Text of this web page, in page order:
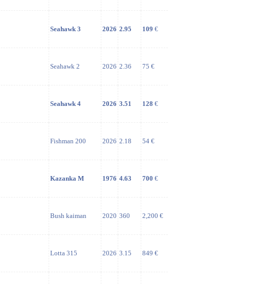
Seahawk 3 2026 2.95 109 €
Seahawk 2 2026 2.36 75 €
Seahawk 4 2026 3.51 128 €
Fishman 200 2026 2.18 54 €
Kazanka M 1976 4.63 700 €
Bush kaiman 2020 360 2,200 €
Lotta 315 2026 3.15 849 €